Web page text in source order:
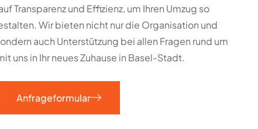
Transparenz und Effizienz, um Ihren Umzug so
Wir bieten nicht nur die Organisation und
auch Unterstützung bei allen Fragen rund um
uns in Ihr neues Zuhause in Basel-Stadt.
Anfrageformular